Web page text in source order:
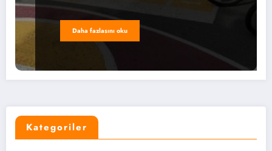
Daha fazlasını oku
Kategoriler